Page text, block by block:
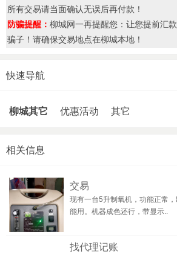
所有交易请当面确认无误后再付款！
防骗提醒： 柳城网一再提醒您：让您提前汇
骗子！请确保交易地点在柳城本地！
快速导航
柳城其它 优惠活动 其它
相关信息
交易
现有一台5升制氧机，功能正常
能用。机器成色还行，带显示..
找代理记账